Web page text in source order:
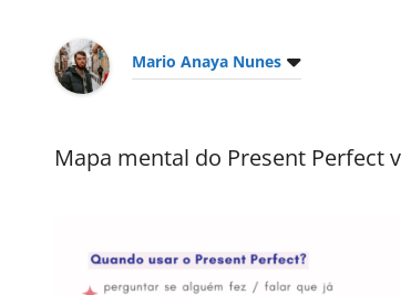
Mario Anaya Nunes
Mapa mental do Present Perfect